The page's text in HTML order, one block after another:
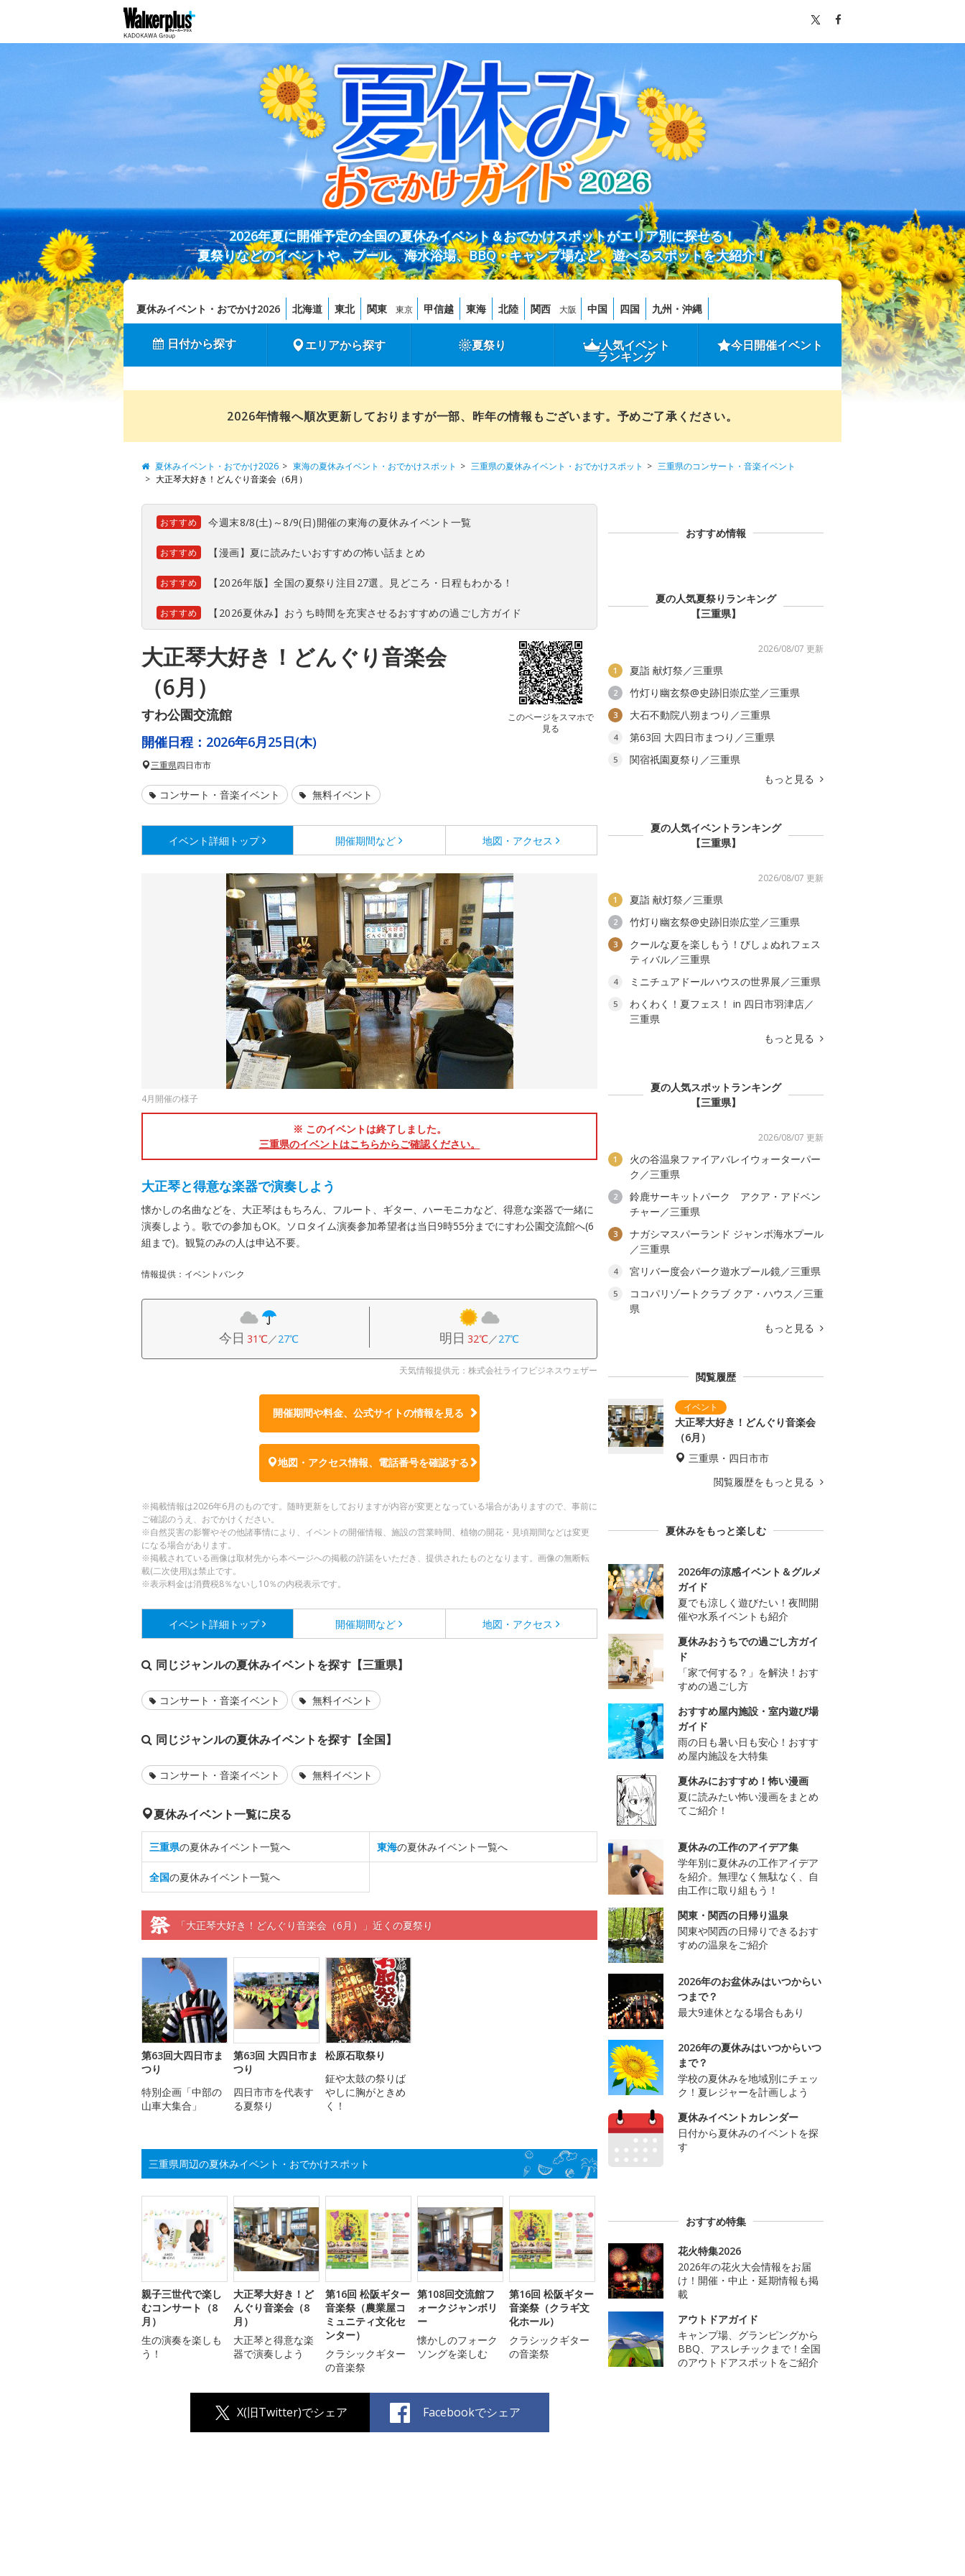
2026年夏に開催予定の全国の夏休みイベント＆おでかけスポットがエリア別に探せる！
夏祭りなどのイベントや、プール、海水浴場、BBQ・キャンプ場など、遊べるスポットを大紹介！
夏休みイベント・おでかけ2026 北海道 東北 関東 東京 甲信越 東海 北陸 関西 大阪 中国 四国 九州・沖縄
日付から探す エリアから探す 夏祭り 人気イベント
ランキング
今日開催イベント
2026年情報へ順次更新しておりますが一部、昨年の情報もございます。予めご了承ください。
夏休みイベント・おでかけ2026 東海の夏休みイベント・おでかけスポット 三重県の夏休みイベント・おでかけスポット
三重県のコンサート・音楽イベント
大正琴大好き！どんぐり音楽会（6月）
おすすめ 今週末8/8(土)～8/9(日)開催の東海の夏休みイベント一覧
おすすめ 【漫画】夏に読みたいおすすめの怖い話まとめ
おすすめ 【2026年版】全国の夏祭り注目27選。見どころ・日程もわかる！
おすすめ 【2026夏休み】おうち時間を充実させるおすすめの過ごし方ガイド
大正琴大好き！どんぐり音楽会
（6月）
すわ公園交流館
このページをスマホで
見る
開催日程： 2026年6月25日(木)
三重県四日市市
コンサート・音楽イベント 無料イベント
イベント詳細 トップ 開催期間など 地図・アクセス
4月開催の様子
※ このイベントは終了しました。
三重県のイベントはこちらからご確認ください。
大正琴と得意な楽器で演奏しよう
懐かしの名曲などを、大正琴はもちろん、フルート、ギター、ハーモニカなど、得意な楽器で一緒に
演奏しよう。歌での参加もOK。ソロタイム演奏参加希望者は当日9時55分までにすわ公園交流館へ(6
組まで)。観覧のみの人は申込不要。
情報提供：イベントバンク
今日 31℃／27℃ 明日 32℃／27℃
天気情報提供元：株式会社ライフビジネスウェザー
開催期間や料金、公式サイトの情報を見る
地図・アクセス情報、電話番号を確認する
※掲載情報は2026年6月のものです。随時更新をしておりますが内容が変更となっている場合がありますので、事前に
ご確認のうえ、おでかけください。
※自然災害の影響やその他諸事情により、イベントの開催情報、施設の営業時間、植物の開花・見頃期間などは変更
になる場合があります。
※掲載されている画像は取材先から本ページへの掲載の許諾をいただき、提供されたものとなります。画像の無断転
載(二次使用)は禁止です。
※表示料金は消費税8％ないし10％の内税表示です。
イベント詳細 トップ 開催期間など 地図・アクセス
同じジャンルの夏休みイベントを探す【三重県】
コンサート・音楽イベント 無料イベント
同じジャンルの夏休みイベントを探す【全国】
コンサート・音楽イベント 無料イベント
夏休みイベント一覧に戻る
三重県の夏休みイベント一覧へ 東海の夏休みイベント一覧へ
全国の夏休みイベント一覧へ
「大正琴大好き！どんぐり音楽会（6月）」近くの夏祭り
第63回大四日市ま
つり
特別企画「中部の
山車大集合」
第63回 大四日市ま
つり
四日市市を代表す
る夏祭り
松原石取祭り
鉦や太鼓の祭りば
やしに胸がときめ
く！
三重県周辺の夏休みイベント・おでかけスポット
親子三世代で楽し
むコンサート（8
月）
生の演奏を楽しも
う！
大正琴大好き！ど
んぐり音楽会（8
月）
大正琴と得意な楽
器で演奏しよう
第16回 松阪ギター
音楽祭（農業屋コ
ミュニティ文化セ
ンター）
クラシックギター
の音楽祭
第108回交流館フ
ォークジャンボリ
ー
懐かしのフォーク
ソングを楽しむ
第16回 松阪ギター
音楽祭（クラギ文
化ホール）
クラシックギター
の音楽祭
X(旧Twitter)でシェア Facebookでシェア
おすすめ情報
夏の人気夏祭りランキング
【三重県】
2026/08/07 更新
1 夏詣 献灯祭／三重県
2 竹灯り幽玄祭@史跡旧崇広堂／三重県
3 大石不動院八朔まつり／三重県
4 第63回 大四日市まつり／三重県
5
関宿祇園夏祭り／三重県
もっと見る
夏の人気イベントランキング
【三重県】
2026/08/07 更新
1 夏詣 献灯祭／三重県
2 竹灯り幽玄祭@史跡旧崇広堂／三重県
3
クールな夏を楽しもう！びしょぬれフェス
ティバル／三重県
4 ミニチュアドールハウスの世界展／三重県
5
わくわく！夏フェス！ in 四日市羽津店／
三重県
もっと見る
夏の人気スポットランキング
【三重県】
2026/08/07 更新
1
火の谷温泉ファイアバレイウォーターパー
ク／三重県
2
鈴鹿サーキットパーク アクア・アドベン
チャー／三重県
3
ナガシマスパーランド ジャンボ海水プール
／三重県
4 宮リバー度会パーク遊水プール鏡／三重県
5
ココパリゾートクラブ クア・ハウス／三重
県
もっと見る
閲覧履歴
大正琴大好き！どんぐり音楽会
（6月）
三重県・四日市市
閲覧履歴をもっと見る
夏休みをもっと楽しむ
2026年の涼感イベント＆グルメ
ガイド
夏でも涼しく遊びたい！夜間開
催や水系イベントも紹介
夏休みおうちでの過ごし方ガイ
ド
「家で何する？」を解決！おす
すめの過ごし方
おすすめ屋内施設・室内遊び場
ガイド
雨の日も暑い日も安心！おすす
め屋内施設を大特集
夏休みにおすすめ！怖い漫画
夏に読みたい怖い漫画をまとめ
てご紹介！
夏休みの工作のアイデア集
学年別に夏休みの工作アイデア
を紹介。無理なく無駄なく、自
由工作に取り組もう！
関東・関西の日帰り温泉
関東や関西の日帰りできるおす
すめの温泉をご紹介
2026年のお盆休みはいつからい
つまで？
最大9連休となる場合もあり
2026年の夏休みはいつからいつ
まで？
学校の夏休みを地域別にチェッ
ク！夏レジャーを計画しよう
夏休みイベントカレンダー
日付から夏休みのイベントを探
す
おすすめ特集
花火特集2026
2026年の花火大会情報をお届
け！開催・中止・延期情報も掲
載
アウトドアガイド
キャンプ場、グランピングから
BBQ、アスレチックまで！全国
のアウトドアスポットをご紹介